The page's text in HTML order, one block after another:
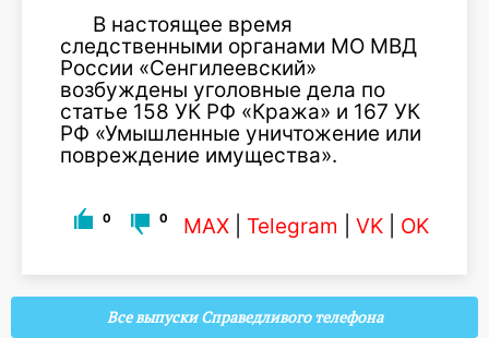
В настоящее время
следственными органами МО МВД
России «Сенгилеевский»
возбуждены уголовные дела по
статье 158 УК РФ «Кража» и 167 УК
РФ «Умышленные уничтожение или
повреждение имущества».
0 0 MAX Telegram VK OK
Все выпуски Справедливого телефона